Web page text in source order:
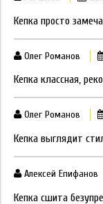
Кепка просто
Олег Романов
Кепка классная,
Олег Романов
Кепка выглядит
Алексей Епифанов
Кепка сшита